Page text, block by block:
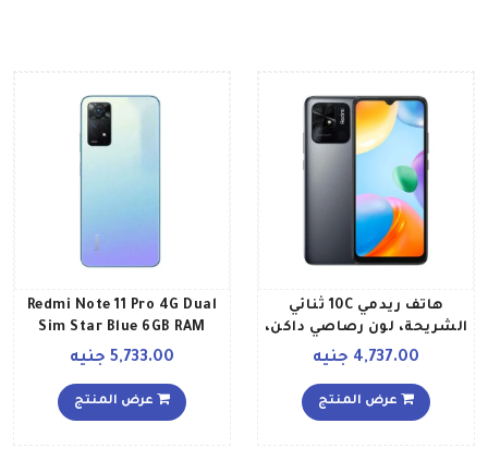
هاتف ريدمي 10C ثنائي
الشريحة، لون رصاصي داكن،
ذاكرة رام سعة 4 جيجابايت،
جيجابايت، تقنية 4G LTE
4,737.00 جنيه
عرض المنتج
Redmi Note 11 Pro 4G Dual
Sim Star Blue 6GB RAM
64GB Global Version
5,733.00 جنيه
عرض المنتج